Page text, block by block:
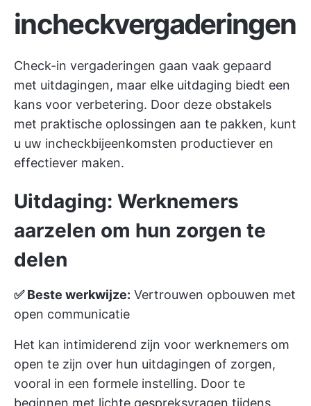
incheckvergaderingen
Check-in vergaderingen gaan vaak gepaard
met uitdagingen, maar elke uitdaging biedt een
kans voor verbetering. Door deze obstakels
met praktische oplossingen aan te pakken, kunt
u uw incheckbijeenkomsten productiever en
effectiever maken.
Uitdaging: Werknemers
aarzelen om hun zorgen te
delen
✅ Beste werkwijze: Vertrouwen opbouwen met
open communicatie
Het kan intimiderend zijn voor werknemers om
open te zijn over hun uitdagingen of zorgen,
vooral in een formele instelling. Door te
beginnen met lichte gespreksvragen tijdens